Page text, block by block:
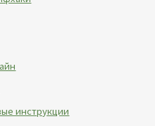
инструкции